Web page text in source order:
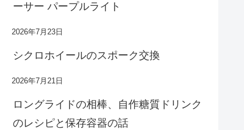
ーサー パープルライト
2026年7月23日
シクロホイールのスポーク交換
2026年7月21日
ロングライドの相棒、自作糖質ドリンク
のレシピと保存容器の話